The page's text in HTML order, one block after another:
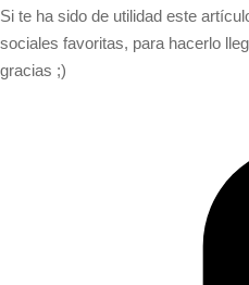
Si te ha sido de utilidad este
sociales favoritas, para hacerlo
gracias ;)